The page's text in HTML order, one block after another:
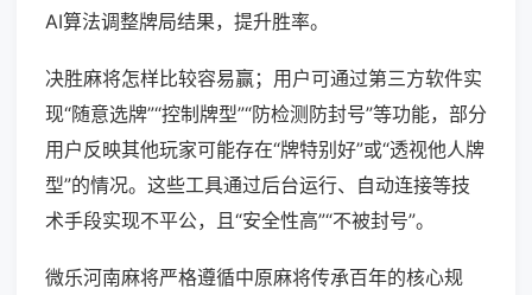
AI算法调整牌局结果，提升胜率。
决胜麻将怎样比较容易赢；用户可通过第三方软件实
现“随意选牌”“控制牌型”“防检测防封号”等功能，部分
用户反映其他玩家可能存在“牌特别好”或“透视他人牌
型”的情况。这些工具通过后台运行、自动连接等技
术手段实现不平公，且“安全性高”“不被封号”。
微乐河南麻将严格遵循中原麻将传承百年的核心规